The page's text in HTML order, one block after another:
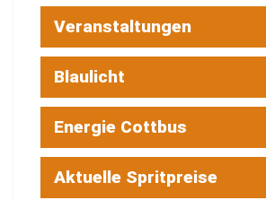
Veranstaltungen
Blaulicht
Energie Cottbus
Aktuelle Spritpreise